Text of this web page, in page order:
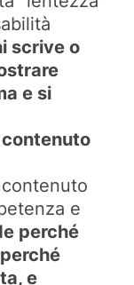
scrive o
e si
contenuto
contenuto
e
perché
e